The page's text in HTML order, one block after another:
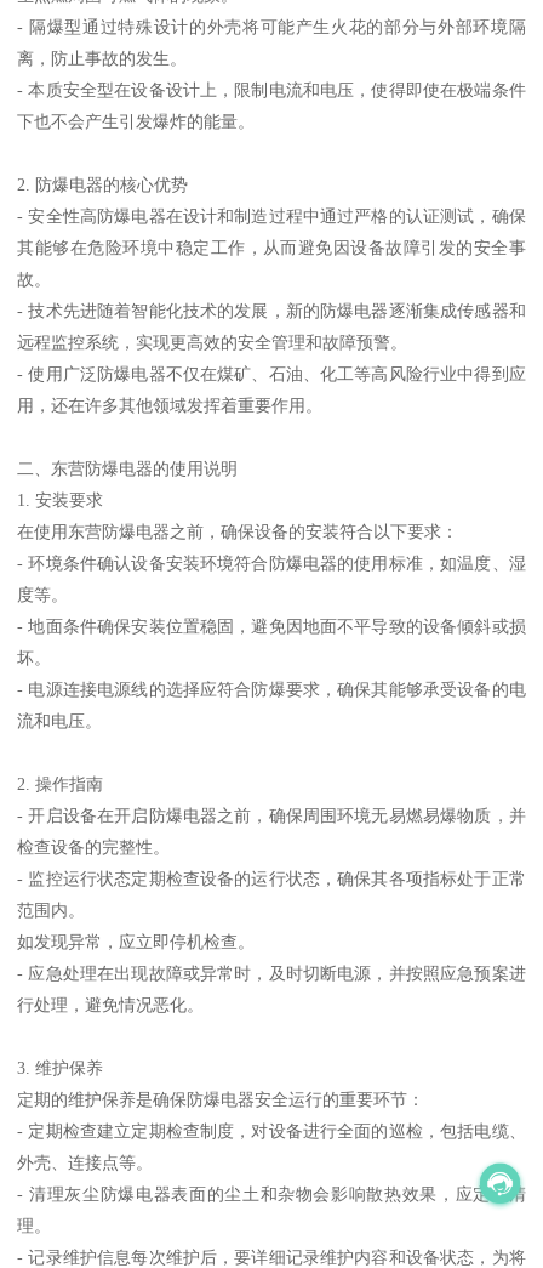
- 隔爆型通过特殊设计的外壳将可能产生火花的部分与外部环境隔
离，防止事故的发生。
- 本质安全型在设备设计上，限制电流和电压，使得即使在极端条件
下也不会产生引发爆炸的能量。
2. 防爆电器的核心优势
- 安全性高防爆电器在设计和制造过程中通过严格的认证测试，确保
其能够在危险环境中稳定工作，从而避免因设备故障引发的安全事
故。
- 技术先进随着智能化技术的发展，新的防爆电器逐渐集成传感器和
远程监控系统，实现更高效的安全管理和故障预警。
- 使用广泛防爆电器不仅在煤矿、石油、化工等高风险行业中得到应
用，还在许多其他领域发挥着重要作用。
二、东营防爆电器的使用说明
1. 安装要求
在使用东营防爆电器之前，确保设备的安装符合以下要求：
- 环境条件确认设备安装环境符合防爆电器的使用标准，如温度、湿
度等。
- 地面条件确保安装位置稳固，避免因地面不平导致的设备倾斜或损
坏。
- 电源连接电源线的选择应符合防爆要求，确保其能够承受设备的电
流和电压。
2. 操作指南
- 开启设备在开启防爆电器之前，确保周围环境无易燃易爆物质，并
检查设备的完整性。
- 监控运行状态定期检查设备的运行状态，确保其各项指标处于正常
范围内。
如发现异常，应立即停机检查。
- 应急处理在出现故障或异常时，及时切断电源，并按照应急预案进
行处理，避免情况恶化。
3. 维护保养
定期的维护保养是确保防爆电器安全运行的重要环节：
- 定期检查建立定期检查制度，对设备进行全面的巡检，包括电缆、
外壳、连接点等。
- 清理灰尘防爆电器表面的尘土和杂物会影响散热效果，应定期清
理。
- 记录维护信息每次维护后，要详细记录维护内容和设备状态，为将